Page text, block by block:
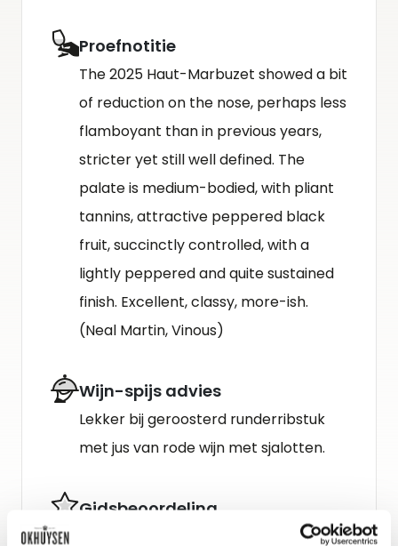
Proefnotitie
The 2025 Haut-Marbuzet showed a bit
of reduction on the nose, perhaps less
flamboyant than in previous years,
stricter yet still well defined. The
palate is medium-bodied, with pliant
tannins, attractive peppered black
fruit, succinctly controlled, with a
lightly peppered and quite sustained
finish. Excellent, classy, more-ish.
(Neal Martin, Vinous)
Wijn-spijs advies
Lekker bij geroosterd runderribstuk
met jus van rode wijn met sjalotten.
Gidsbeoordeling